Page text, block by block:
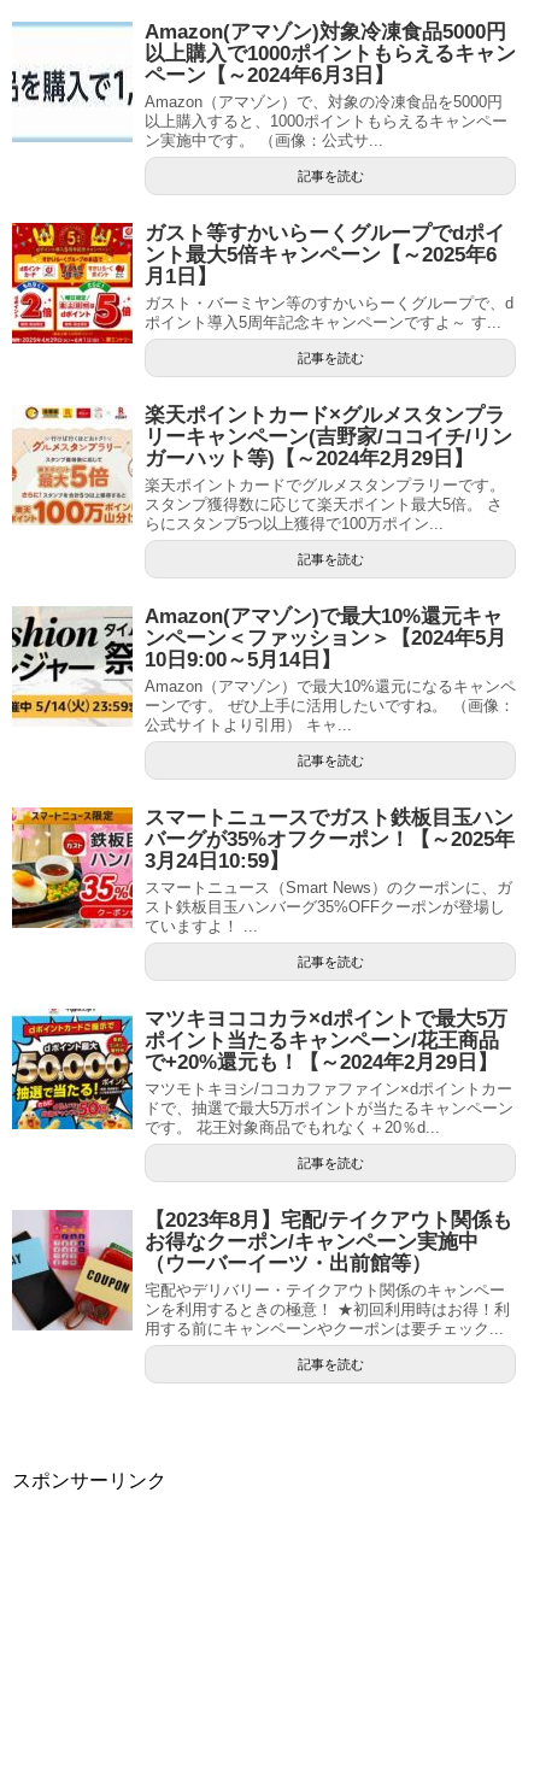
Amazon(アマゾン)対象冷凍食品5000円
以上購入で1000ポイントもらえるキャン
ペーン【～2024年6月3日】
Amazon（アマゾン）で、対象の冷凍食品を5000円
以上購入すると、1000ポイントもらえるキャンペー
ン実施中です。 （画像：公式サ...
記事を読む
ガスト等すかいらーくグループでdポイ
ント最大5倍キャンペーン【～2025年6
月1日】
ガスト・バーミヤン等のすかいらーくグループで、d
ポイント導入5周年記念キャンペーンですよ～ す...
記事を読む
楽天ポイントカード×グルメスタンプラ
リーキャンペーン(吉野家/ココイチ/リン
ガーハット等)【～2024年2月29日】
楽天ポイントカードでグルメスタンプラリーです。
スタンプ獲得数に応じて楽天ポイント最大5倍。 さ
らにスタンプ5つ以上獲得で100万ポイン...
記事を読む
Amazon(アマゾン)で最大10%還元キャ
ンペーン＜ファッション＞【2024年5月
10日9:00～5月14日】
Amazon（アマゾン）で最大10%還元になるキャンペ
ーンです。 ぜひ上手に活用したいですね。 （画像：
公式サイトより引用） キャ...
記事を読む
スマートニュースでガスト鉄板目玉ハン
バーグが35%オフクーポン！【～2025年
3月24日10:59】
スマートニュース（Smart News）のクーポンに、ガ
スト鉄板目玉ハンバーグ35%OFFクーポンが登場し
ていますよ！ ...
記事を読む
マツキヨココカラ×dポイントで最大5万
ポイント当たるキャンペーン/花王商品
で+20%還元も！【～2024年2月29日】
マツモトキヨシ/ココカファファイン×dポイントカー
ドで、抽選で最大5万ポイントが当たるキャンペーン
です。 花王対象商品でもれなく＋20％d...
記事を読む
【2023年8月】宅配/テイクアウト関係も
お得なクーポン/キャンペーン実施中
（ウーバーイーツ・出前館等）
宅配やデリバリー・テイクアウト関係のキャンペー
ンを利用するときの極意！ ★初回利用時はお得！利
用する前にキャンペーンやクーポンは要チェック...
記事を読む
スポンサーリンク